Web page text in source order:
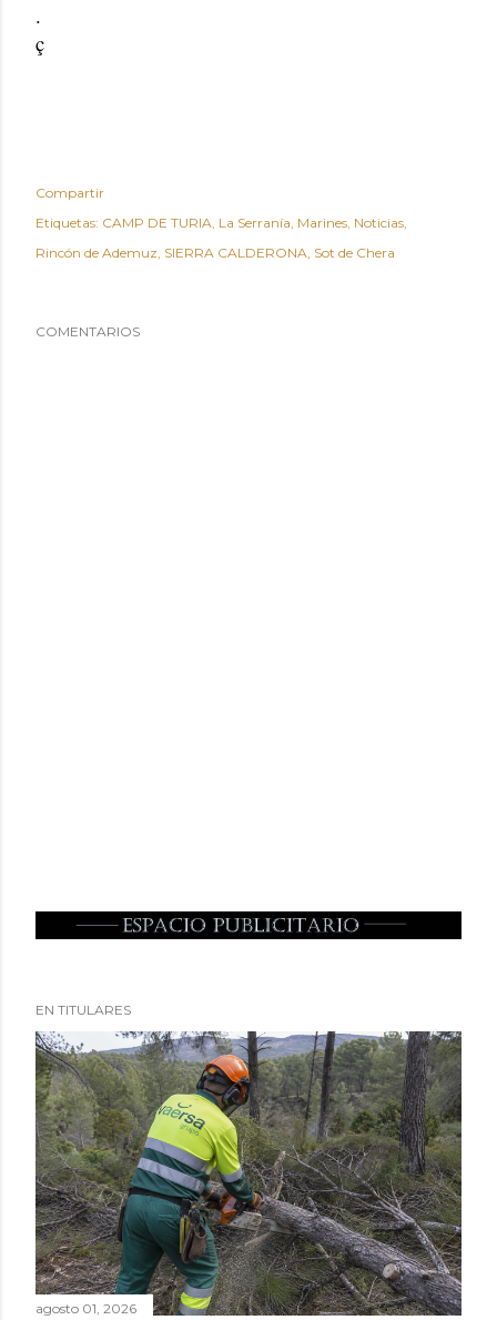
.
ç
Compartir
Etiquetas: CAMP DE TURIA La Serranía Marines Noticias
Rincón de Ademuz SIERRA CALDERONA Sot de Chera
COMENTARIOS
EN TITULARES
agosto 01, 2026